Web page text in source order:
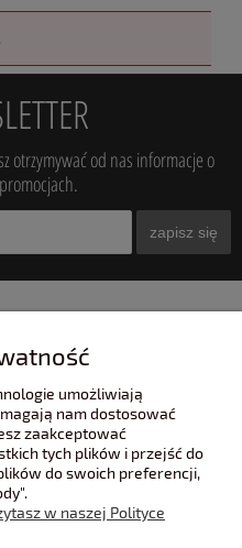
otrzymywać od nas informacje o
zapisz się
STRONY
umożliwiają
nam dostosować
zaakceptować
tych plików i przejść do
do swoich preferencji,
w naszej Polityce